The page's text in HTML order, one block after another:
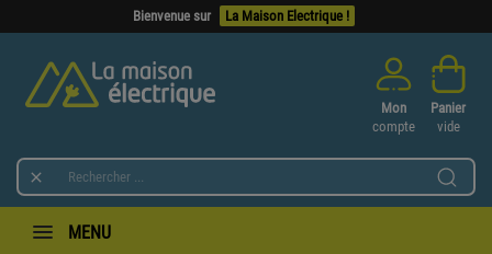
Bienvenue sur La Maison Electrique !

Mon
compte
Panier
vide
MENU